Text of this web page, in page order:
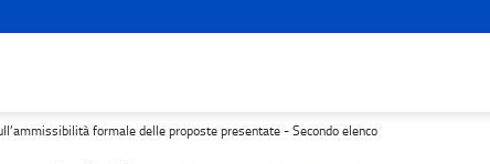
presentate - Secondo elenco - Turismo e cultura
formale delle proposte presentate - Secondo elenco